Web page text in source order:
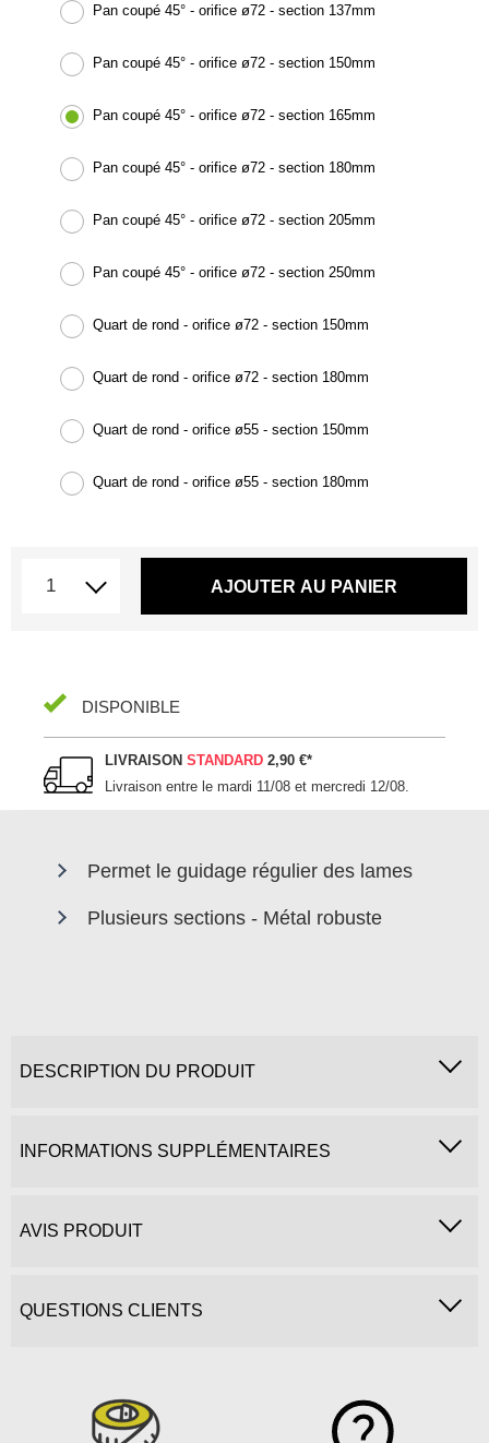
Pan coupé 45° - orifice ø72 - section 137mm
Pan coupé 45° - orifice ø72 - section 150mm
Pan coupé 45° - orifice ø72 - section 165mm
Pan coupé 45° - orifice ø72 - section 180mm
Pan coupé 45° - orifice ø72 - section 205mm
Pan coupé 45° - orifice ø72 - section 250mm
Quart de rond - orifice ø72 - section 150mm
Quart de rond - orifice ø72 - section 180mm
Quart de rond - orifice ø55 - section 150mm
Quart de rond - orifice ø55 - section 180mm
AJOUTER AU PANIER
DISPONIBLE
LIVRAISONSTANDARD 2,90 €*
Livraison entre lemardi 11/08 et mercredi 12/08.
Permet le guidage régulier des lames
Plusieurs sections - Métal robuste
DESCRIPTION DU PRODUIT
INFORMATIONS SUPPLÉMENTAIRES
AVIS PRODUIT
QUESTIONS CLIENTS